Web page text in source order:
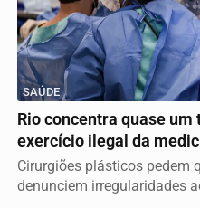
SAÚDE
Rio concentra quase um
exercício ilegal da
Cirurgiões plásticos pedem
denunciem irregularidades